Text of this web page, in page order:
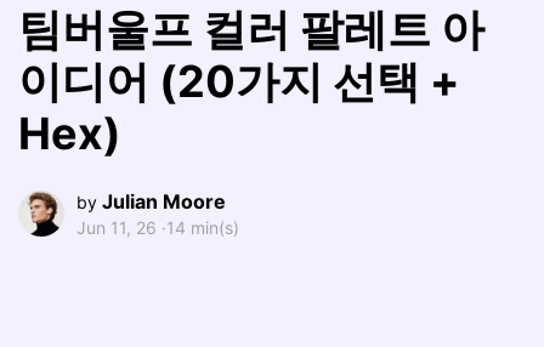
팀버울프 컬러 팔레트 아
이디어 (20가지 선택 +
Hex)
by Julian Moore
Jun 11, 26 ·14 min(s)